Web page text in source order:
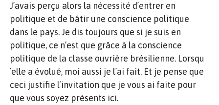
J´avais perçu alors la nécessité d´entrer en
politique et de bâtir une conscience politique
dans le pays. Je dis toujours que si je suis en
politique, ce n’est que grâce à la conscience
politique de la classe ouvrière brésilienne. Lorsqu
´elle a évolué, moi aussi je l´ai fait. Et je pense que
ceci justifie l´invitation que je vous ai faite pour
que vous soyez présents ici.